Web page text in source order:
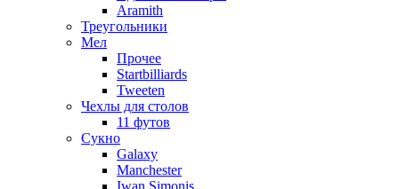
Aramith
Треугольники
Мел
Прочее
Startbilliards
Tweeten
Чехлы для столов
11 футов
Сукно
Galaxy
Manchester
Iwan Simonis